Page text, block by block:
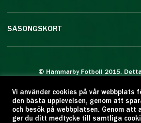
SÄSONGSKORT
© Hammarby Fotboll 2015.
Eftertryck eller annan kopiering
Citera oss gärna men
www.hammarbyfotboll.se.
Vi använder cookies på vår webbplats
den bästa upplevelsen, genom att
och besök på webbplatsen. Genom att
ger du ditt medtycke till samtliga